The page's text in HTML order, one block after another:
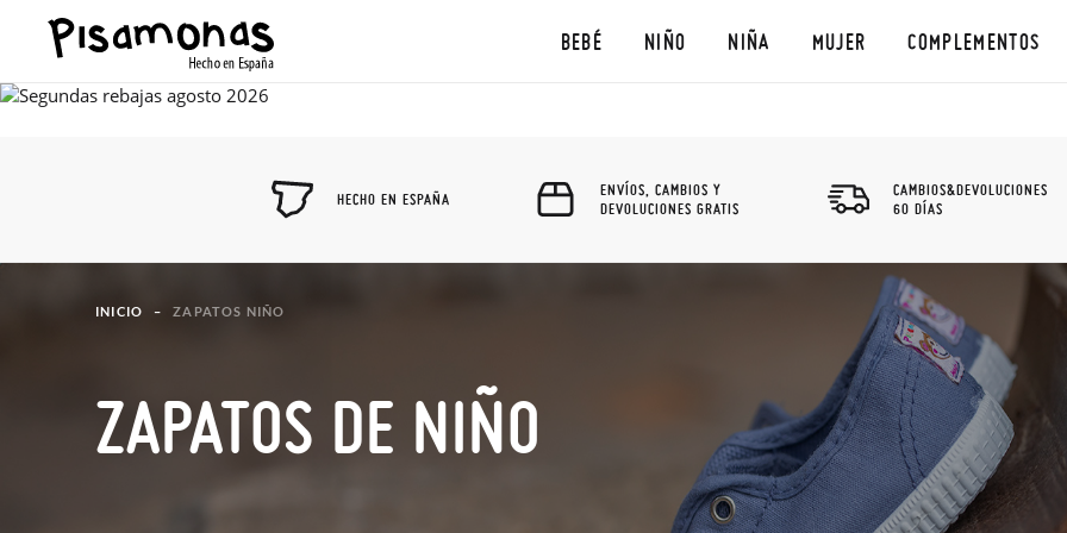
BEBÉ NIÑO NIÑA MUJER COMPLEMENTOS
HECHO EN ESPAÑA
ENVÍOS, CAMBIOS Y
DEVOLUCIONES GRATIS
CAMBIOS&DEVOLUCIONES
60 DÍAS
INICIO ZAPATOS NIÑO
ZAPATOS DE NIÑO